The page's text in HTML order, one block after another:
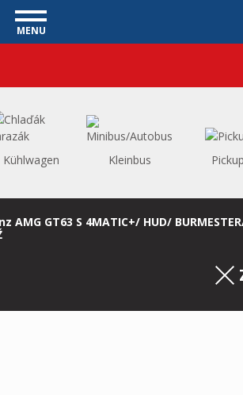
Navigace
MENU
BIETEN WIR AN
VIDEOS
Kühlwagen Kleinbus
AMG GT63 S 4MATIC+/ HUD/